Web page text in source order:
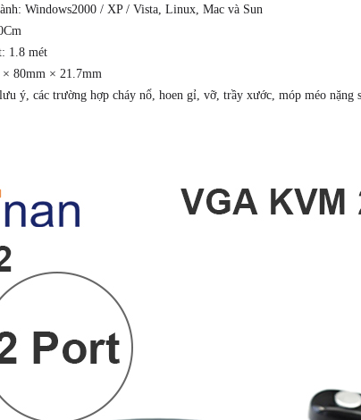
Windows2000 / XP / Vista, Linux, Mac và Sun
1.8 mét
80mm × 21.7mm
ý, các trường hợp cháy nổ, hoen gỉ, vỡ, trầy xước, móp méo nặng